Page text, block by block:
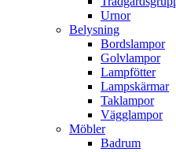
Urnor
Belysning
Bordslampor
Golvlampor
Lampfötter
Lampskärmar
Taklampor
Vägglampor
Möbler
Badrum